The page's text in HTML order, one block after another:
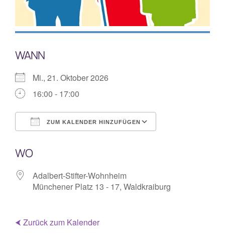
Mitarbeiterplan
WANN
Mi., 21. Oktober 2026
16:00 - 17:00
ZUM KALENDER HINZUFÜGEN
WO
Adalbert-Stifter-Wohnheim
Münchener Platz 13 - 17, Waldkraiburg
⮜ Zurück zum Kalender